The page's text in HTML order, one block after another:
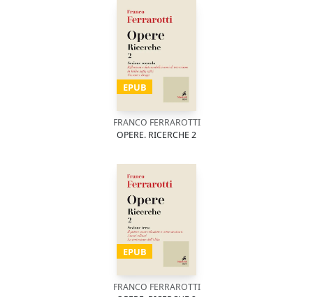
EPUB
FRANCO FERRAROTTI
OPERE. RICERCHE 2
EPUB
FRANCO FERRAROTTI